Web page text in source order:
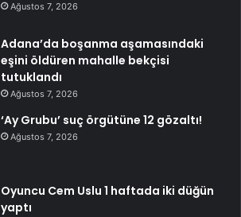
Ağustos 7, 2026
Adana’da boşanma aşamasındaki
eşini öldüren mahalle bekçisi
tutuklandı
Ağustos 7, 2026
‘Ay Grubu’ suç örgütüne 12 gözaltı!
Ağustos 7, 2026
Oyuncu Cem Uslu 1 haftada iki düğün
yaptı